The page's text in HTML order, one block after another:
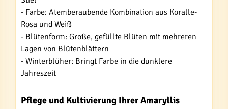
- Farbe: Atemberaubende Kombination aus Koralle-
Rosa und Weiß
- Blütenform: Große, gefüllte Blüten mit mehreren
Lagen von Blütenblättern
- Winterblüher: Bringt Farbe in die dunklere
Jahreszeit
Pflege und Kultivierung Ihrer Amaryllis